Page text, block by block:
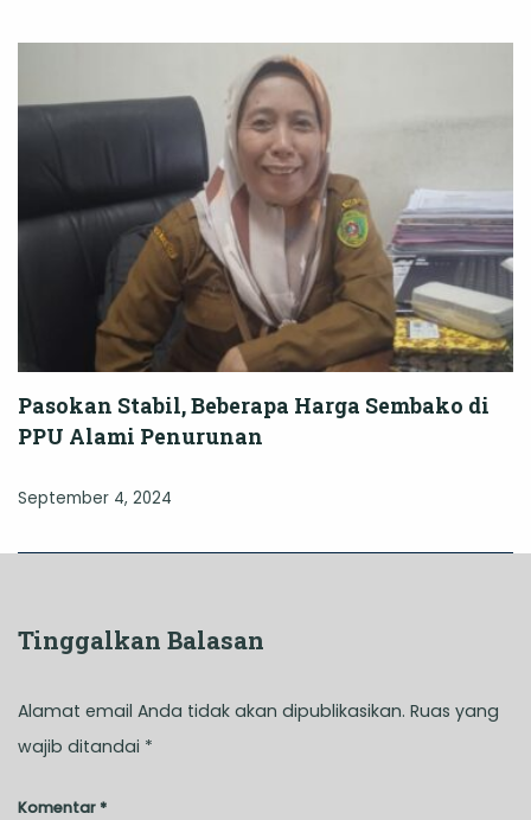
Pasokan Stabil, Beberapa Harga Sembako di
PPU Alami Penurunan
September 4, 2024
Tinggalkan Balasan
Alamat email Anda tidak akan dipublikasikan. Ruas yang
wajib ditandai *
Komentar *